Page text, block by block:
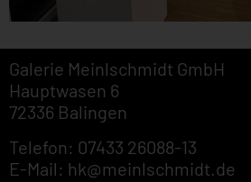
Galerie Meinlschmidt GmbH
Hauptwasen 6
72336 Balingen
Telefon: 07433 26088-13
E-Mail: hk@meinlschmidt.de